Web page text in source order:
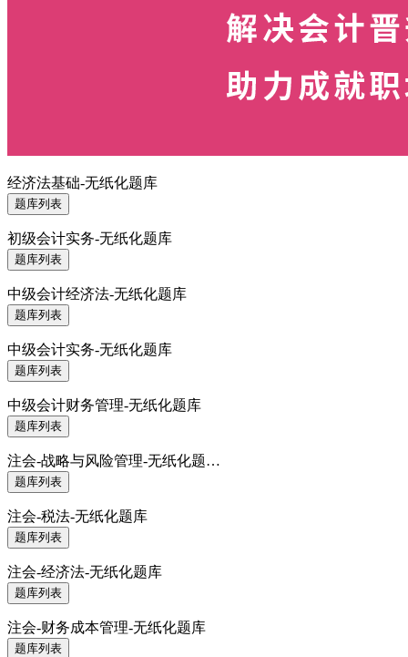
经济法基础-无纸化题库
题库列表
初级会计实务-无纸化题库
题库列表
中级会计经济法-无纸化题库
题库列表
中级会计实务-无纸化题库
题库列表
中级会计财务管理-无纸化题库
题库列表
注会-战略与风险管理-无纸化题…
题库列表
注会-税法-无纸化题库
题库列表
注会-经济法-无纸化题库
题库列表
注会-财务成本管理-无纸化题库
题库列表